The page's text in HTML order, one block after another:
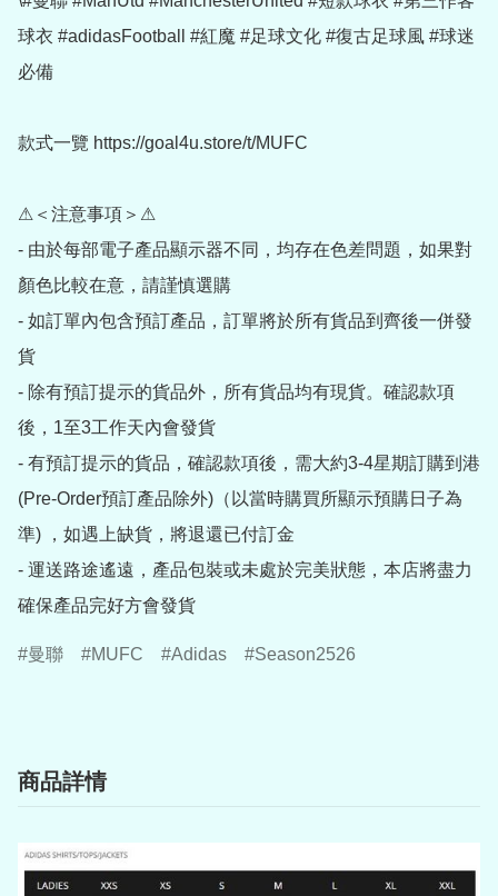
球衣 #adidasFootball #紅魔 #足球文化 #復古足球風 #球迷
必備
款式一覽 https://goal4u.store/t/MUFC
⚠＜注意事項＞⚠
- 由於每部電子產品顯示器不同，均存在色差問題，如果對
顏色比較在意，請謹慎選購
- 如訂單內包含預訂產品，訂單將於所有貨品到齊後一併發
貨
- 除有預訂提示的貨品外，所有貨品均有現貨。確認款項
後，1至3工作天內會發貨
- 有預訂提示的貨品，確認款項後，需大約3-4星期訂購到港
(Pre-Order預訂產品除外)（以當時購買所顯示預購日子為
準) ，如遇上缺貨，將退還已付訂金
- 運送路途遙遠，產品包裝或未處於完美狀態，本店將盡力
確保產品完好方會發貨
曼聯 MUFC Adidas Season2526
商品詳情